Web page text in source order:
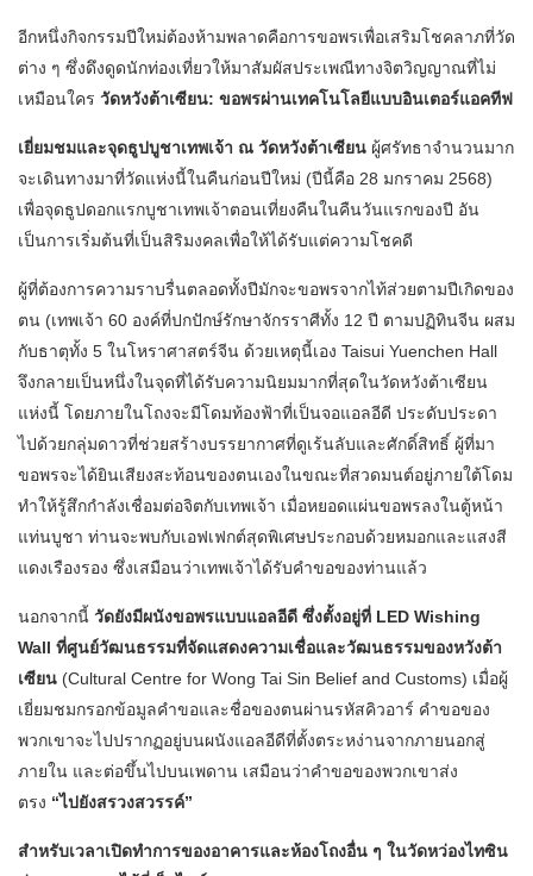
อีกหนึ่งกิจกรรมปีใหม่ต้องห้ามพลาดคือการขอพรเพื่อเสริมโชคลาภที่วัด
ต่าง ๆ ซึ่งดึงดูดนักท่องเที่ยวให้มาสัมผัสประเพณีทางจิตวิญญาณที่ไม่
เหมือนใคร วัดหวังต้าเซียน: ขอพรผ่านเทคโนโลยีแบบอินเตอร์แอคทีฟ
เยี่ยมชมและจุดธูปบูชาเทพเจ้า ณ วัดหวังต้าเซียน ผู้ศรัทธาจำนวนมาก
จะเดินทางมาที่วัดแห่งนี้ในคืนก่อนปีใหม่ (ปีนี้คือ 28 มกราคม 2568)
เพื่อจุดธูปดอกแรกบูชาเทพเจ้าตอนเที่ยงคืนในคืนวันแรกของปี อัน
เป็นการเริ่มต้นที่เป็นสิริมงคลเพื่อให้ได้รับแต่ความโชคดี
ผู้ที่ต้องการความราบรื่นตลอดทั้งปีมักจะขอพรจากไท้ส่วยตามปีเกิดของ
ตน (เทพเจ้า 60 องค์ที่ปกปักษ์รักษาจักรราศีทั้ง 12 ปี ตามปฏิทินจีน ผสม
กับธาตุทั้ง 5 ในโหราศาสตร์จีน ด้วยเหตุนี้เอง Taisui Yuenchen Hall
จึงกลายเป็นหนึ่งในจุดที่ได้รับความนิยมมากที่สุดในวัดหวังต้าเซียน
แห่งนี้ โดยภายในโถงจะมีโดมท้องฟ้าที่เป็นจอแอลอีดี ประดับประดา
ไปด้วยกลุ่มดาวที่ช่วยสร้างบรรยากาศที่ดูเร้นลับและศักดิ์สิทธิ์ ผู้ที่มา
ขอพรจะได้ยินเสียงสะท้อนของตนเองในขณะที่สวดมนต์อยู่ภายใต้โดม
ทำให้รู้สึกกำลังเชื่อมต่อจิตกับเทพเจ้า เมื่อหยอดแผ่นขอพรลงในตู้หน้า
แท่นบูชา ท่านจะพบกับเอฟเฟกต์สุดพิเศษประกอบด้วยหมอกและแสงสี
แดงเรืองรอง ซึ่งเสมือนว่าเทพเจ้าได้รับคำขอของท่านแล้ว
นอกจากนี้ วัดยังมีผนังขอพรแบบแอลอีดี ซึ่งตั้งอยู่ที่ LED Wishing
Wall ที่ศูนย์วัฒนธรรมที่จัดแสดงความเชื่อและวัฒนธรรมของหวังต้า
เซียน (Cultural Centre for Wong Tai Sin Belief and Customs) เมื่อผู้
เยี่ยมชมกรอกข้อมูลคำขอและชื่อของตนผ่านรหัสคิวอาร์ คำขอของ
พวกเขาจะไปปรากฏอยู่บนผนังแอลอีดีที่ตั้งตระหง่านจากภายนอกสู่
ภายใน และต่อขึ้นไปบนเพดาน เสมือนว่าคำขอของพวกเขาส่ง
ตรง “ไปยังสรวงสวรรค์”
สำหรับเวลาเปิดทำการของอาคารและห้องโถงอื่น ๆ ในวัดหว่องไทซิน